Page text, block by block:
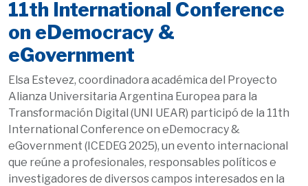
11th International Conference
on eDemocracy &
eGovernment
Elsa Estevez, coordinadora académica del Proyecto
Alianza Universitaria Argentina Europea para la
Transformación Digital (UNI UEAR) participó de la 11th
International Conference on eDemocracy &
eGovernment (ICEDEG 2025), un evento internacional
que reúne a profesionales, responsables políticos e
investigadores de diversos campos interesados ​​en la